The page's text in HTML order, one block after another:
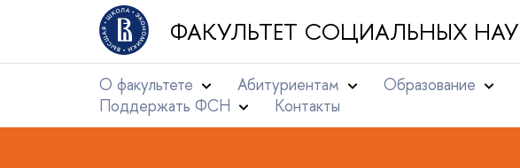
ФАКУЛЬТЕТ СОЦИАЛЬНЫХ
О факультете Абитуриентам Образование
Поддержать ФСН
Контакты